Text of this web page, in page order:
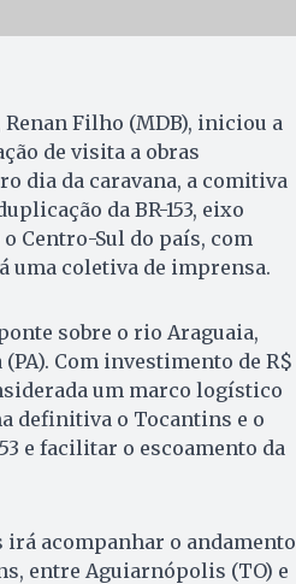
Filho (MDB), iniciou a
de visita a obras
dia da caravana, a comitiva
da BR-153, eixo
Centro-Sul do país, com
uma coletiva de imprensa.
sobre o rio Araguaia,
Com investimento de R$
um marco logístico
definitiva o Tocantins e o
e facilitar o escoamento da
acompanhar o andamento
entre Aguiarnópolis (TO) e